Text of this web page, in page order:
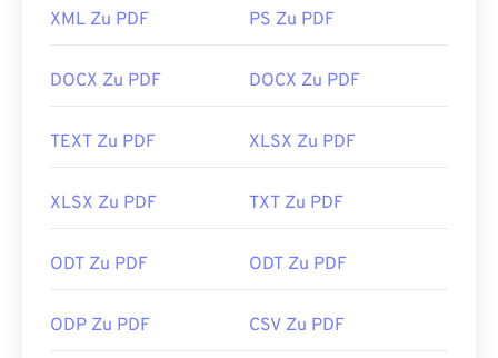
XML Zu PDF PS Zu PDF
DOCX Zu PDF DOCX Zu PDF
TEXT Zu PDF XLSX Zu PDF
XLSX Zu PDF TXT Zu PDF
ODT Zu PDF ODT Zu PDF
ODP Zu PDF CSV Zu PDF